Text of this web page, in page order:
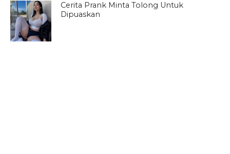
Cerita Prank Minta Tolong Untuk
Dipuaskan